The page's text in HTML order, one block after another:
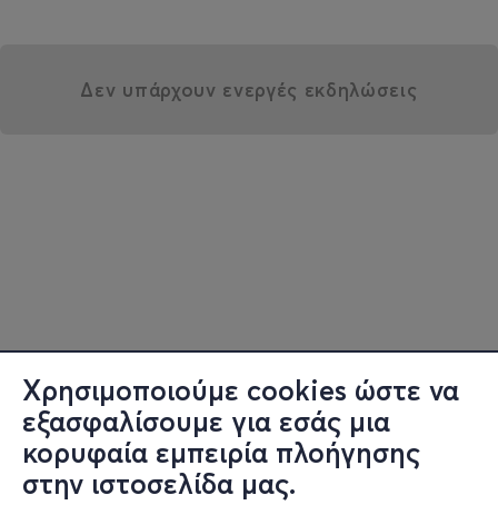
Χρησιμοποιούμε cookies ώστε να
εξασφαλίσουμε για εσάς μια
κορυφαία εμπειρία πλοήγησης
στην ιστοσελίδα μας.
Δεν υπάρχουν ενεργές εκδηλώσεις